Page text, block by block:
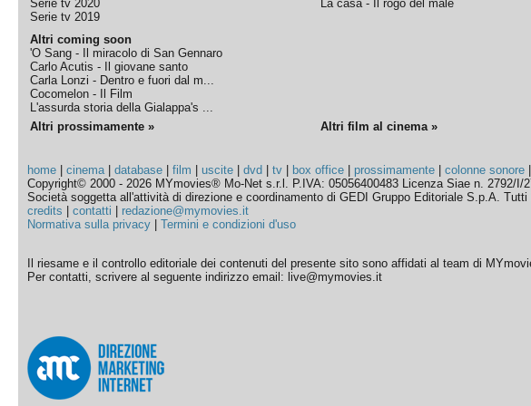
Serie tv 2020
Serie tv 2019
Altri coming soon
'O Sang - Il miracolo di San Gennaro
Carlo Acutis - Il giovane santo
Carla Lonzi - Dentro e fuori dal m...
Cocomelon - Il Film
L'assurda storia della Gialappa's ...
La casa - Il rogo del male
Altri prossimamente » Altri film al cinema »
home |cinema|database |film |uscite |dvd |tv box office prossimamente |colonne sonore
Copyright© 2000 - 2026 MYmovies® Mo-Net s.r.l. P.IVA: 05056400483 Licenza Siae n. 2792/I/
Società soggetta all'attività di direzione e coordinamento di GEDI Gruppo Editoriale S.p.A.
credits |contatti
redazione@mymovies.it
Normativa sulla privacy |Termini e condizioni d'uso
Il riesame e il controllo editoriale dei contenuti del presente sito sono affidati al team di
Per contatti, scrivere al seguente indirizzo email: live@mymovies.it